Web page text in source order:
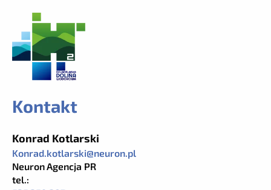
Kontakt
Konrad Kotlarski
Konrad.kotlarski@neuron.pl
Neuron Agencja PR
tel.: